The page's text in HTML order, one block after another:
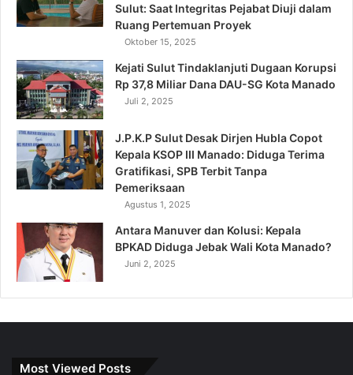
Sulut: Saat Integritas Pejabat Diuji dalam
Ruang Pertemuan Proyek
Oktober 15, 2025
Kejati Sulut Tindaklanjuti Dugaan Korupsi
Rp 37,8 Miliar Dana DAU-SG Kota Manado
Juli 2, 2025
J.P.K.P Sulut Desak Dirjen Hubla Copot
Kepala KSOP III Manado: Diduga Terima
Gratifikasi, SPB Terbit Tanpa
Pemeriksaan
Agustus 1, 2025
Antara Manuver dan Kolusi: Kepala
BPKAD Diduga Jebak Wali Kota Manado?
Juni 2, 2025
Most Viewed Posts